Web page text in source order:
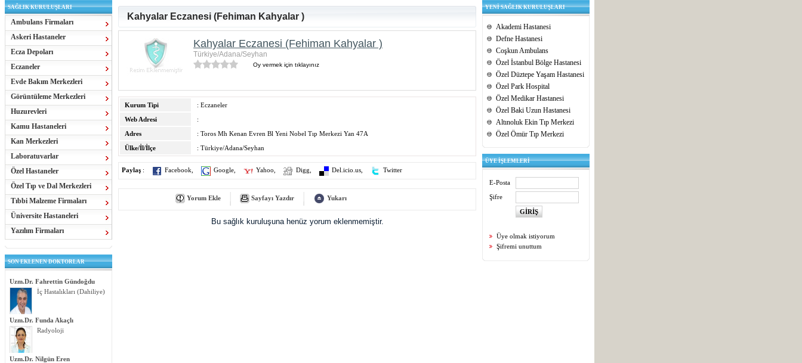
SAĞLIK KURULUŞLARI
Ambulans Firmaları
Askeri Hastaneler
Ecza Depoları
Eczaneler
Evde Bakım Merkezleri
Görüntüleme Merkezleri
Huzurevleri
Kamu Hastaneleri
Kan Merkezleri
Laboratuvarlar
Özel Hastaneler
Özel Tıp ve Dal Merkezleri
Tıbbi Malzeme Firmaları
Üniversite Hastaneleri
Yazılım Firmaları
SON EKLENEN DOKTORLAR
Uzm.Dr. Fahrettin Gündoğdu
İç Hastalıkları (Dahiliye)
Uzm.Dr. Funda Akaçlı
Radyoloji
Uzm.Dr. Nilgün Eren
Kahyalar Eczanesi (Fehiman Kahyalar )
Kahyalar Eczanesi (Fehiman Kahyalar )
Türkiye/Adana/Seyhan
Oy vermek için tıklayınız
Kurum Tipi
: Eczaneler
Web Adresi
:
Adres
: Toros Mh Kenan Evren Bl Yeni Nobel Tıp Merkezi Yan 47A
Ülke/İl/İlçe
: Türkiye/Adana/Seyhan
Paylaş : Facebook Google Yahoo Digg Del.icio.us Twitter
Yorum Ekle Sayfayı Yazdır Yukarı
Bu sağlık kuruluşuna henüz yorum eklenmemiştir.
YENİ SAĞLIK KURULUŞLARI
Akademi Hastanesi
Defne Hastanesi
Coşkun Ambulans
Özel İstanbul Bölge Hastanesi
Özel Düztepe Yaşam Hastanesi
Özel Park Hospital
Özel Medikar Hastanesi
Özel Baki Uzun Hastanesi
Altınoluk Ekin Tıp Merkezi
Özel Ömür Tıp Merkezi
ÜYE İŞLEMLERİ
E-Posta
Şifre
Üye olmak istiyorum
Şifremi unuttum